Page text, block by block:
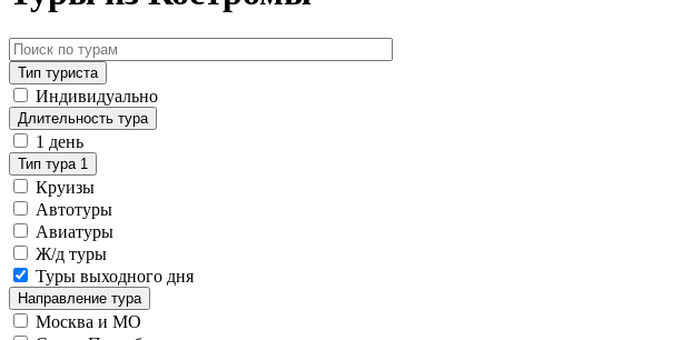
Тип туриста
Индивидуально
Длительность тура
1 день
Тип тура 1
Круизы
Автотуры
Авиатуры
Ж/д туры
Туры выходного дня
Направление тура
Москва и МО